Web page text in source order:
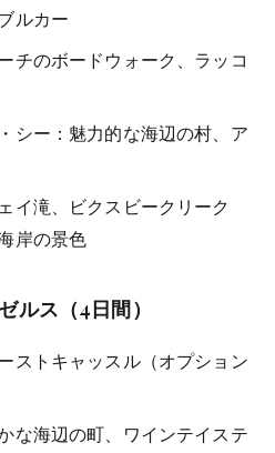
ルカー
チのボードウォーク、ラッコ
シー：魅力的な海辺の村、ア
イ滝、ビクスビークリーク
岸の景色
ルス（4日間）
ストキャッスル（オプション
な海辺の町、ワインテイステ